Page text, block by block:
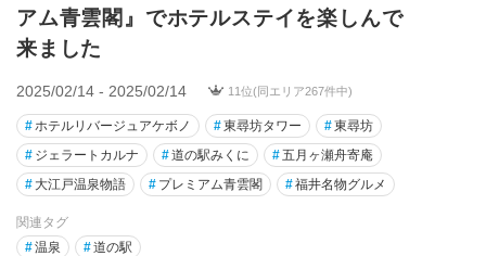
アム青雲閣』でホテルステイを楽しんで
来ました
2025/02/14 - 2025/02/14 11位(同エリア267件中)
#ホテルリバージュアケボノ #東尋坊タワー #東尋坊
# ジェラートカルナ #道の駅みくに #五月ヶ瀬舟寄庵
# 大江戸温泉物語 # プレミアム青雲閣 #福井名物グルメ
関連タグ
#温泉 #道の駅